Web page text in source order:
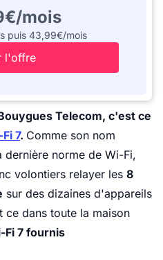
mois
puis 43,99€/mois
l'offre
Telecom, c'est ce
7. Comme son nom
norme de Wi-Fi,
volontiers relayer les 8
sur des dizaines d'appareils
ce dans toute la maison
Fi 7 fournis